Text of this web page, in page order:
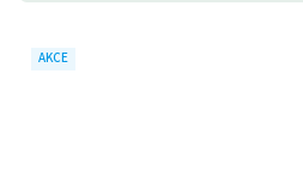
AKCE